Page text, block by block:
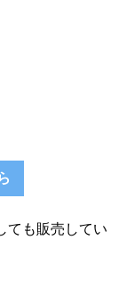
ても販売してい